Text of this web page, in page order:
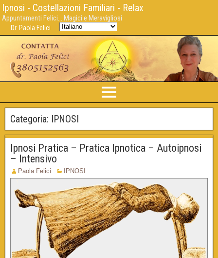
Ipnosi - Costellazioni Familiari - Relax
Appuntamenti Felici... Magici e Meravigliosi
Dr. Paola Felici
Categoria: IPNOSI
Ipnosi Pratica – Pratica Ipnotica – Autoipnosi
– Intensivo
Paola Felici IPNOSI